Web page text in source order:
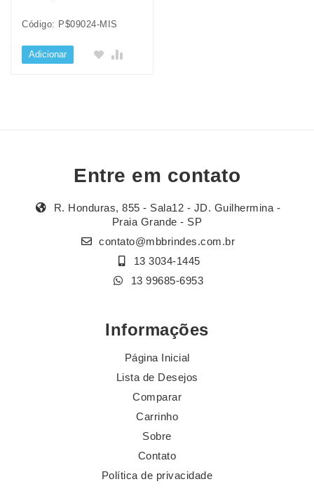
Código: P$09024-MIS
Adicionar
Entre em contato
R. Honduras, 855 - Sala12 - JD. Guilhermina -
Praia Grande - SP
contato@mbbrindes.com.br
13 3034-1445
13 99685-6953
Informações
Página Inicial
Lista de Desejos
Comparar
Carrinho
Sobre
Contato
Política de privacidade